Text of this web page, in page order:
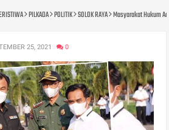
PILKADA POLITIK SOLOK RAYA Masyarakat Hukum
25, 2021 0